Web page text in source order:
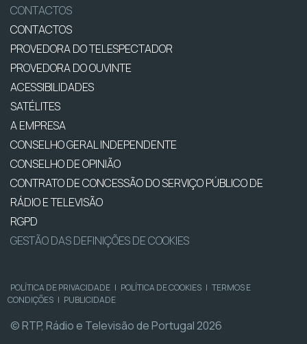
CONTACTOS
CONTACTOS
PROVEDORA DO TELESPECTADOR
PROVEDORA DO OUVINTE
ACESSIBILIDADES
SATÉLITES
A EMPRESA
CONSELHO GERAL INDEPENDENTE
CONSELHO DE OPINIÃO
CONTRATO DE CONCESSÃO DO SERVIÇO PÚBLICO DE
RÁDIO E TELEVISÃO
RGPD
GESTÃO DAS DEFINIÇÕES DE COOKIES
POLÍTICA DE PRIVACIDADE | POLÍTICA DE COOKIES | TERMOS E
CONDIÇÕES | PUBLICIDADE
© RTP, Rádio e Televisão de Portugal 2026